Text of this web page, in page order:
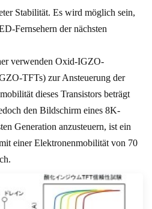
Stabilität. Es wird möglich sein,
Fernsehern der nächsten
verwenden Oxid-IGZO-
TFTs) zur Ansteuerung der
dieses Transistors beträgt
den Bildschirm eines 8K-
Generation anzusteuern, ist ein
einer Elektronenmobilität von 70